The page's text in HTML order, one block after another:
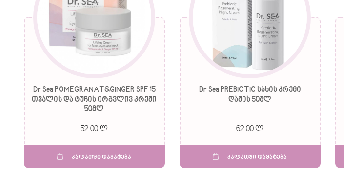
Dr Sea POMEGRANAT&GINGER SPF 15
თვალის და ტუჩის ირგვლივ კრემი
50მლ
52.00 ლ
კალათში დამატება
Dr Sea PREBIOTIC სახის კრემი
ღამის 50მლ
62.00 ლ
კალათში დამატება